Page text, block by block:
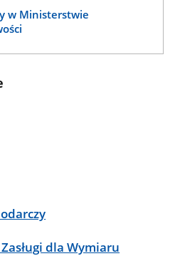
w Ministerstwie
dla Wymiaru